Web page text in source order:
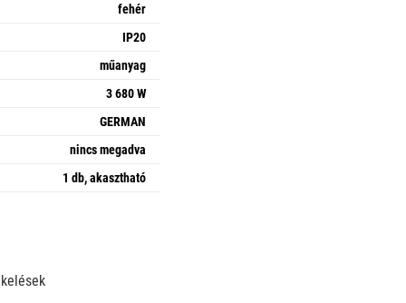
fehér
IP20
műanyag
3 680 W
GERMAN
nincs megadva
1 db, akasztható